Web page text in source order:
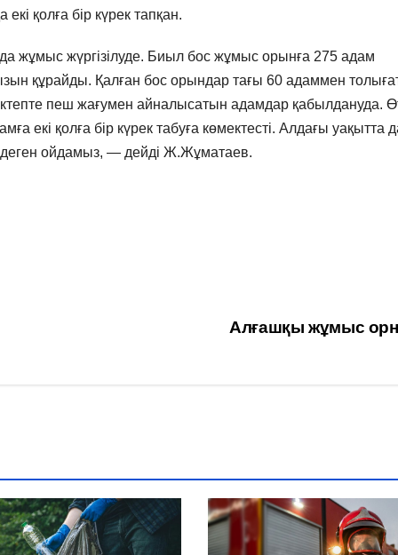
қолға бір күрек тапқан.
жұмыс жүргізілуде. Биыл бос жұмыс орынға 275 адам
құрайды. Қалған бос орындар тағы 60 адаммен
пеш жағумен айналысатын адамдар қабылдануда.
екі қолға бір күрек табуға көмектесті. Алдағы уақытта
ойдамыз, — дейді Ж.Жұматаев.
Алғашқы жұмыс